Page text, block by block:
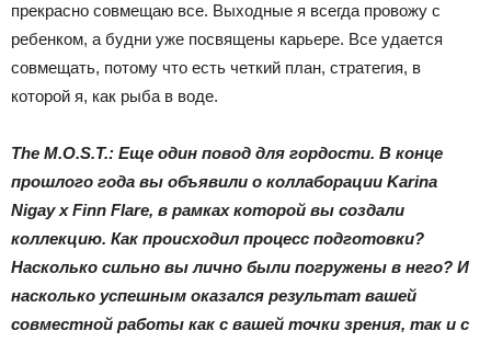
прекрасно совмещаю все. Выходные я всегда провожу с
ребенком, а будни уже посвящены карьере. Все удается
совмещать, потому что есть четкий план, стратегия, в
которой я, как рыба в воде.
The M.O.S.T.: Еще один повод для гордости. В конце
прошлого года вы объявили о коллаборации Karina
Nigay x Finn Flare, в рамках которой вы создали
коллекцию. Как происходил процесс подготовки?
Насколько сильно вы лично были погружены в него? И
насколько успешным оказался результат вашей
совместной работы как с вашей точки зрения, так и с